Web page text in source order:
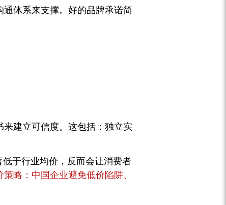
体系来支撑。好的品牌承诺简
建立可信度。这包括：独立实
于行业均价，反而会让消费者
略：中国企业避免低价陷阱、